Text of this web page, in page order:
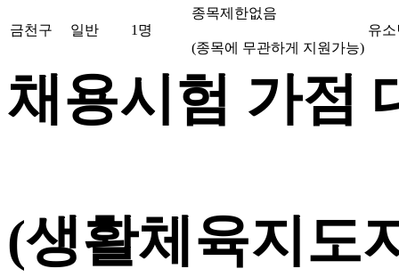
금천구 일반 1명
종목제한없음
(종목에 무관하게 지원가능)
유
채용시험 가점
(생활체육지도